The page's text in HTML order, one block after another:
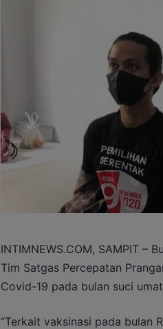
INTIMNEWS.COM, SAMPIT –
Tim Satgas Percepatan
Covid-19 pada bulan suci
“Terkait vaksinasi pada bulan